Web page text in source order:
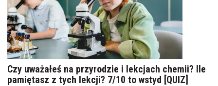
Czy uważałeś na przyrodzie i lekcjach chemii? Ile
pamiętasz z tych lekcji? 7/10 to wstyd [QUIZ]